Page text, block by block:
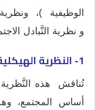
الوظيفية )،
و نظرية التَّبادل
1- النظرية الهيكلية / النظرية الوظيفية
تُناقش هذه
أساس المجتمع،